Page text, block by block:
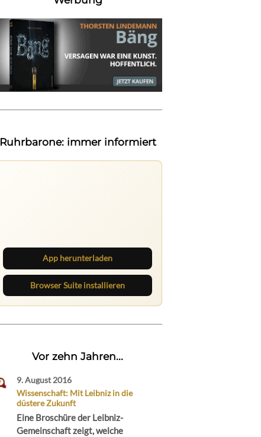
Ruhrbarone: immer informiert
App herunterladen
Browser Suite installieren
Vor zehn Jahren...
9. August 2016
Wissenschaft: Mit Leibniz in die
düstere Zukunft
Eine Broschüre der Leibniz-
Gemeinschaft zeigt, welche